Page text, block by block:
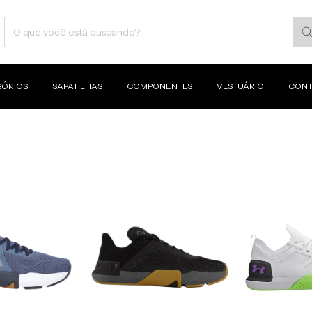
SAPATILHAS COMPONENTES VESTUÁRIO